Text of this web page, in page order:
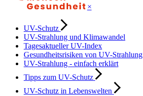
×
UV-Schutz
UV-Strahlung und Klimawandel
Tagesaktueller UV-Index
Gesundheitsrisiken von UV-Strahlung
UV-Strahlung - einfach erklärt
Tipps zum UV-Schutz
UV-Schutz in Lebenswelten